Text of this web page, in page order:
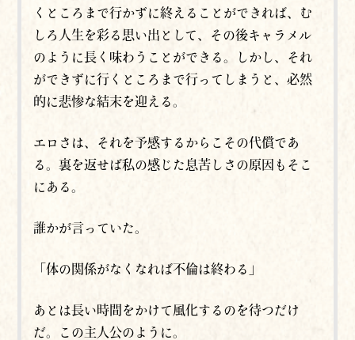
くところまで行かずに終えることができれば、む
しろ人生を彩る思い出として、その後キャラメル
のように長く味わうことができる。しかし、それ
ができずに行くところまで行ってしまうと、必然
的に悲惨な結末を迎える。
エロさは、それを予感するからこその代償であ
る。裏を返せば私の感じた息苦しさの原因もそこ
にある。
誰かが言っていた。
「体の関係がなくなれば不倫は終わる」
あとは長い時間をかけて風化するのを待つだけ
だ。この主人公のように。